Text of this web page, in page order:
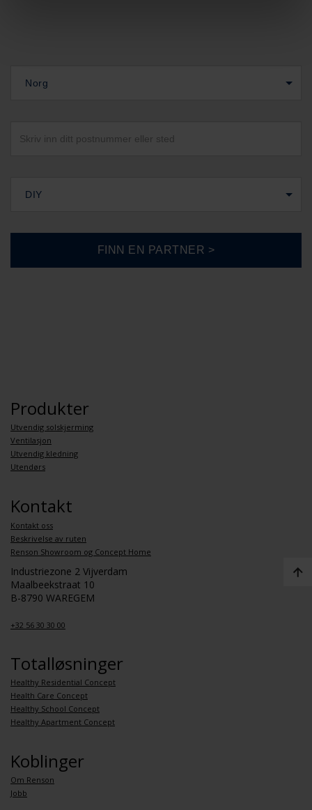
Norg
DIY
Produkter
Utvendig solskjerming
Ventilasjon
Utvendig kledning
Utendørs
Kontakt
Kontakt oss
Beskrivelse av ruten
Renson Showroom og Concept Home
Industriezone 2 Vijverdam
Maalbeekstraat 10
B-8790 WAREGEM
+32 56 30 30 00
Totalløsninger
Healthy Residential Concept
Health Care Concept
Healthy School Concept
Healthy Apartment Concept
Koblinger
Om Renson
Jobb